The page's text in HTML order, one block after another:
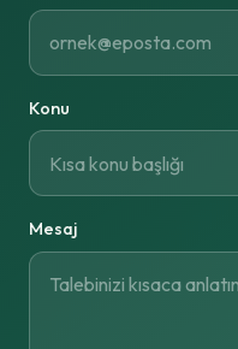
Konu
Mesaj